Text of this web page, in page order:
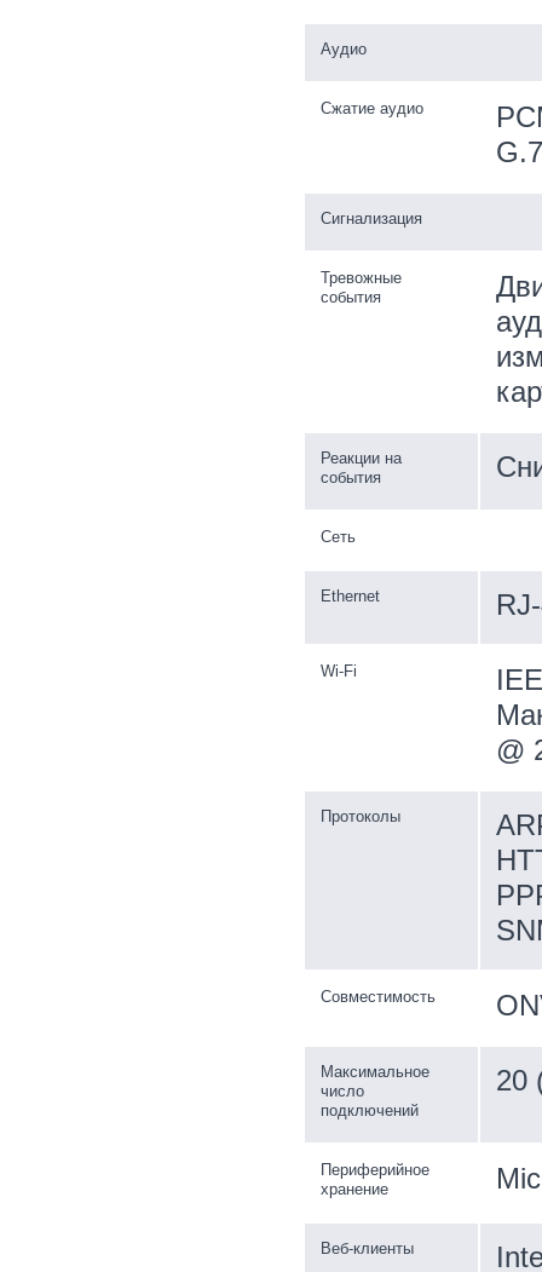
Аудио
Сжатие аудио
Сигнализация
Тревожные
события
Реакции на
события
Сеть
Ethernet
Wi-Fi
@
Протоколы
Совместимость
Максимальное
число
подключений
20
Периферийное
хранение
Веб-клиенты